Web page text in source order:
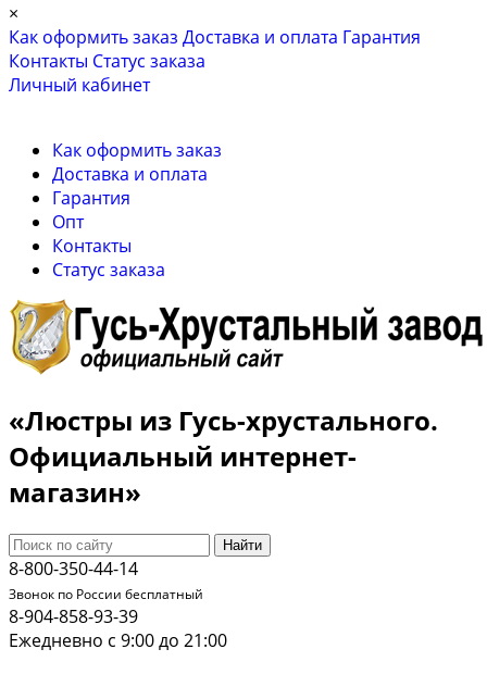
×
Как оформить заказ Доставка и оплата Гарантия
Контакты Cтатус заказа
Личный кабинет
Как оформить заказ
Доставка и оплата
Гарантия
Опт
Контакты
Cтатус заказа
«Люстры из Гусь-хрустального.
Официальный интернет-
магазин»
Найти
8-800-350-44-14
Звонок по России бесплатный
8-904-858-93-39
Ежедневно с 9:00 до 21:00